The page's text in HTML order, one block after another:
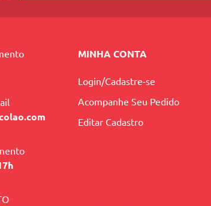
MINHA CONTA
Login/Cadastre-se
Acompanhe Seu Pedido
Editar Cadastro